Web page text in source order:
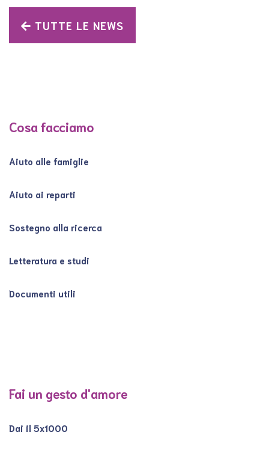
TUTTE LE NEWS
Cosa facciamo
Aiuto alle famiglie
Aiuto ai reparti
Sostegno alla ricerca
Letteratura e studi
Documenti utili
Fai un gesto d'amore
Dai il 5x1000